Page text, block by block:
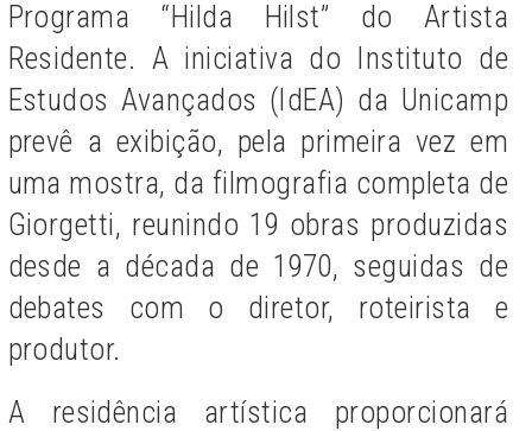
Programa “Hilda Hilst” do Artista
Residente. A iniciativa do Instituto de
Estudos Avançados (IdEA) da Unicamp
prevê a exibição, pela primeira vez em
uma mostra, da filmografia completa de
Giorgetti, reunindo 19 obras produzidas
desde a década de 1970, seguidas de
debates com o diretor, roteirista e
produtor.
A residência artística proporcionará